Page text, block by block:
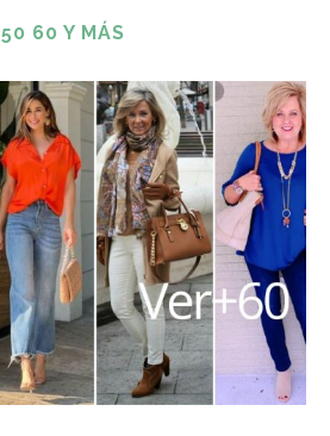
50 60 Y MÁS